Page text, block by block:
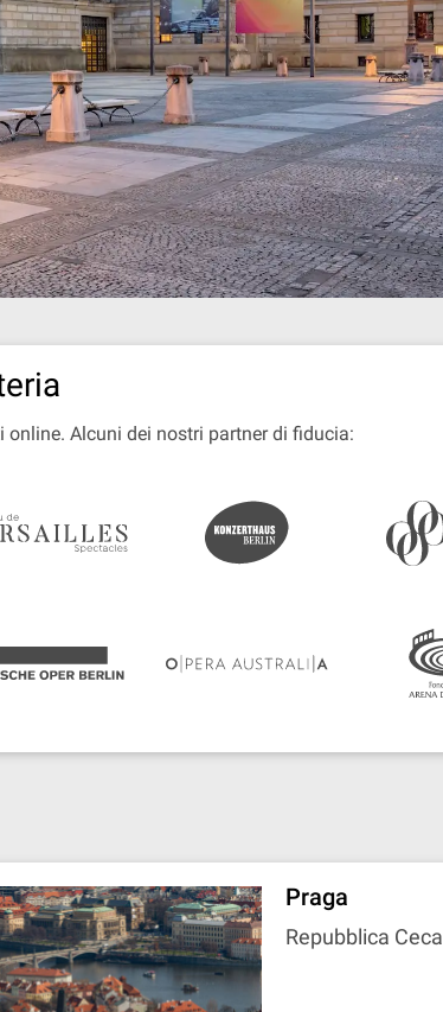
Alcuni dei nostri partner di fiducia:
Praga
Repubblica Ceca